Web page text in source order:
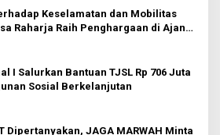
Keselamatan dan Mobilitas
Raharja Raih Penghargaan di Ajang
Awards 2026
I Salurkan Bantuan TJSL Rp 706 Juta
Sosial Berkelanjutan
Dipertanyakan, JAGA MARWAH Minta